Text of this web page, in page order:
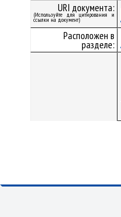
URI документа:
(Используйте для цитирования и
ссылки на документ)
Расположен в
разделе: